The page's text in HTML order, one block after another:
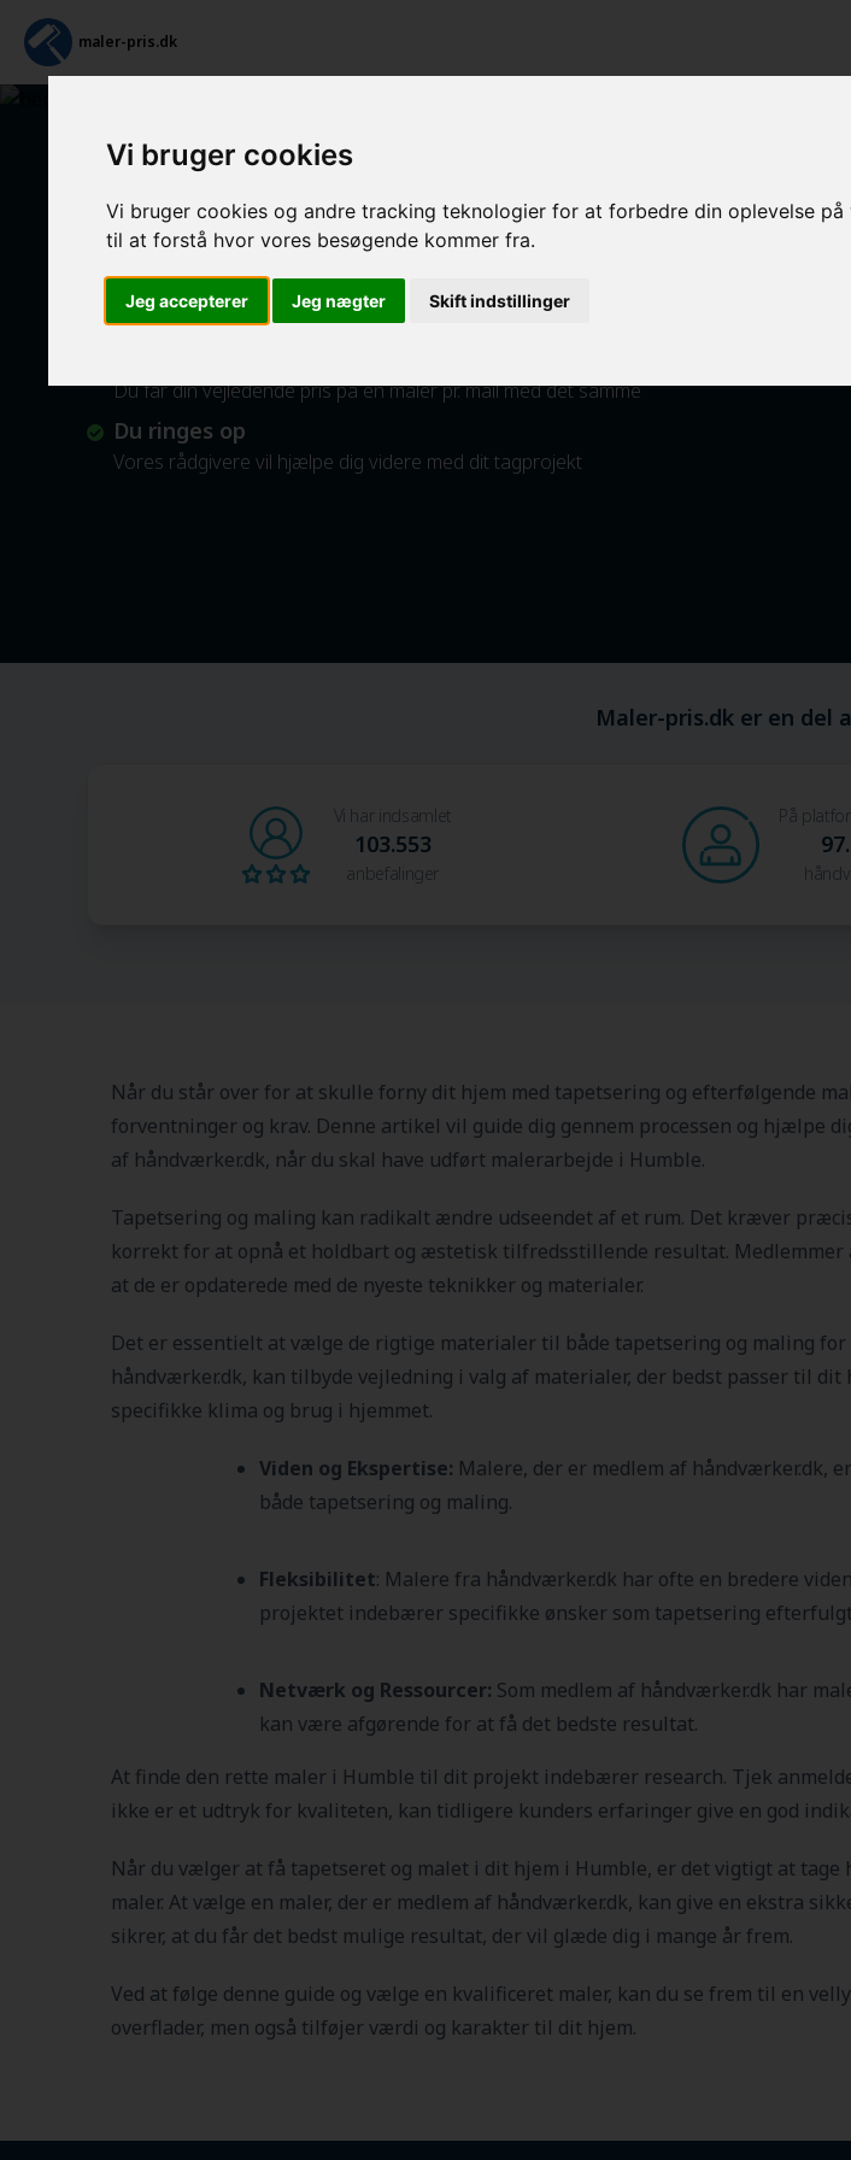
Vi bruger cookies
Vi bruger cookies og andre tracking teknologier for at forbedre din oplevelse
til at forstå hvor vores besøgende kommer fra.
Jeg accepterer Jeg nægter Skift indstillinger
maler-pris.dk
Tapetsering og efterfølgende maling i
Sådan fungerer vores service
Indtast maleropgaven
Indtast din opgave i beregneren
Du får din vejledende pris på en maler pr. mail med det samme
Du ringes op
Vores rådgivere vil hjælpe dig videre med dit tagprojekt
Maler-pris.dk er en del
Vi har indsamlet
103.553
anbefalinger
På
Når du står over for at skulle forny dit hjem med tapetsering og efterfølgende
forventninger og krav. Denne artikel vil guide dig gennem processen og hjælpe
af håndværker.dk, når du skal have udført malerarbejde i Humble.
Tapetsering og maling kan radikalt ændre udseendet af et rum. Det kræver
korrekt for at opnå et holdbart og æstetisk tilfredsstillende resultat.
at de er opdaterede med de nyeste teknikker og materialer.
Det er essentielt at vælge de rigtige materialer til både tapetsering og maling
håndværker.dk, kan tilbyde vejledning i valg af materialer, der bedst passer til dit
specifikke klima og brug i hjemmet.
Viden og Ekspertise: Malere, der er medlem af håndværker.dk,
både tapetsering og maling.
Fleksibilitet: Malere fra håndværker.dk har ofte en bredere
projektet indebærer specifikke ønsker som tapetsering
Netværk og Ressourcer: Som medlem af håndværker.dk har
kan være afgørende for at få det bedste resultat.
At finde den rette maler i Humble til dit projekt indebærer research. Tjek
ikke er et udtryk for kvaliteten, kan tidligere kunders erfaringer give en god
Når du vælger at få tapetseret og malet i dit hjem i Humble, er det vigtigt at
maler. At vælge en maler, der er medlem af håndværker.dk, kan give en ekstra
sikrer, at du får det bedst mulige resultat, der vil glæde dig i mange år frem.
Ved at følge denne guide og vælge en kvalificeret maler, kan du se frem til en
overflader, men også tilføjer værdi og karakter til dit hjem.